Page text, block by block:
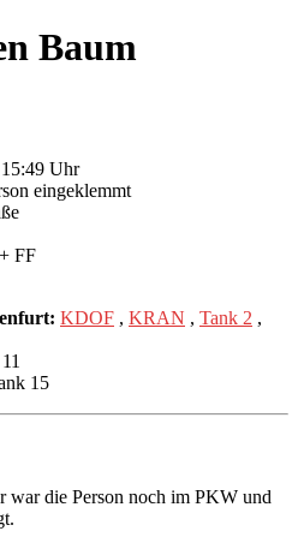
Baum
Uhr
eingeklemmt
FF
KDOF , KRAN , Tank 2 ,
15
war die Person noch im PKW und